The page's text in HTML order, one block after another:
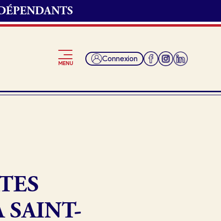
MENU Connexion
SAINT-